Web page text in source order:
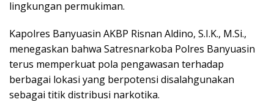
lingkungan permukiman.
Kapolres Banyuasin AKBP Risnan Aldino, S.I.K., M.Si.,
menegaskan bahwa Satresnarkoba Polres Banyuasin
terus memperkuat pola pengawasan terhadap
berbagai lokasi yang berpotensi disalahgunakan
sebagai titik distribusi narkotika.